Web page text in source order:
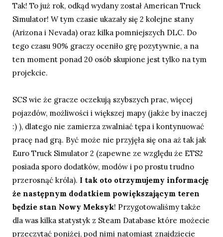
Tak! To już rok, odkąd wydany został American Truck
Simulator! W tym czasie ukazały się 2 kolejne stany
(Arizona i Nevada) oraz kilka pomniejszych DLC. Do
tego czasu 90% graczy oceniło grę pozytywnie, a na
ten moment ponad 20 osób skupione jest tylko na tym
projekcie.
SCS wie że gracze oczekują szybszych prac, więcej
pojazdów, możliwości i większej mapy (jakże by inaczej
:) ), dlatego nie zamierza zwalniać tępa i kontynuować
pracę nad grą. Być może nie przyjęła się ona aż tak jak
Euro Truck Simulator 2 (zapewne ze względu że ETS2
posiada sporo dodatków, modów i po prostu trudno
przerosnąć króla). I tak oto otrzymujemy informację
że następnym dodatkiem powiększającym teren
będzie stan Nowy Meksyk! Przygotowaliśmy także
dla was kilka statystyk z Steam Database które możecie
przeczytać poniżej, pod nimi natomiast znajdziecie